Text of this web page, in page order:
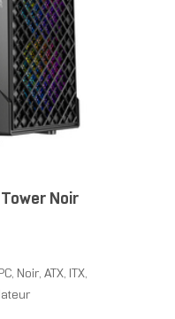
Noir
Noir, ATX, ITX,